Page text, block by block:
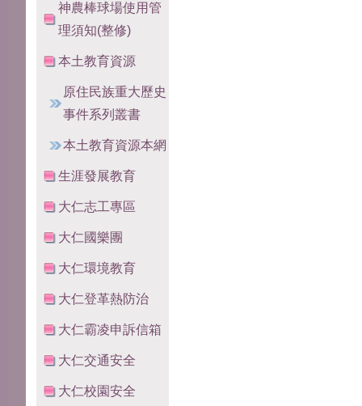
神農棒球場使用管
理須知(整修)
本土教育資源
原住民族重大歷史
事件系列叢書
本土教育資源本網
生涯發展教育
大仁志工專區
大仁國樂團
大仁環境教育
大仁登革熱防治
大仁霸凌申訴信箱
大仁交通安全
大仁校園安全